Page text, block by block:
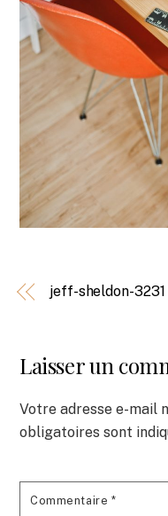
jeff-sheldon-3231
Laisser un
Votre adresse e-mail
obligatoires sont
Commentaire *